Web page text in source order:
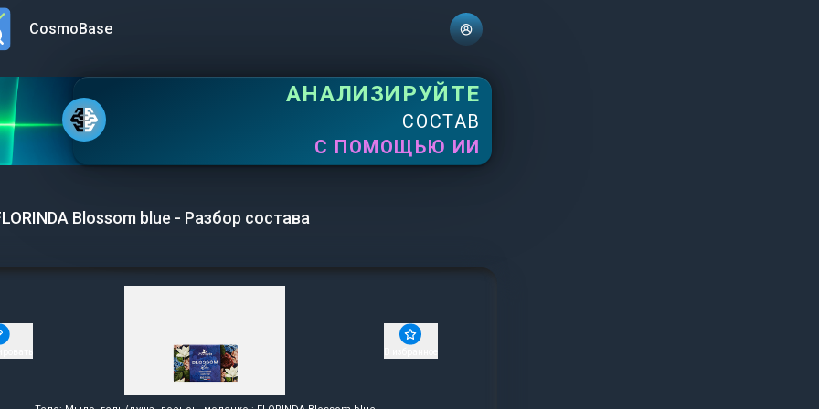
menuCosmoBase
АНАЛИЗИРУЙТЕ
СОСТАВ
С ПОМОЩЬЮ ИИ
Blossom blue - Разбор состава